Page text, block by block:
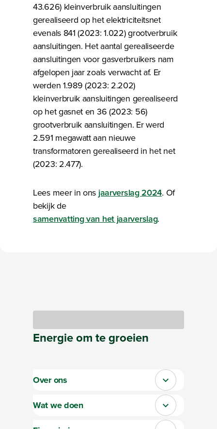
43.626) kleinverbruik aansluitingen
gerealiseerd op het elektriciteitsnet
evenals 841 (2023: 1.022) grootverbruik
aansluitingen. Het aantal gerealiseerde
aansluitingen voor gasverbruikers nam
afgelopen jaar zoals verwacht af. Er
werden 1.989 (2023: 2.202)
kleinverbruik aansluitingen gerealiseerd
op het gasnet en 36 (2023: 56)
grootverbruik aansluitingen. Er werd
2.591 megawatt aan nieuwe
transformatoren gerealiseerd in het net
(2023: 2.477).
Lees meer in ons jaarverslag 2024. Of
bekijk de
samenvatting van het jaarverslag.
Energieom tegroeien
Over ons Sluit section-0
Wat we doen Sluit section-1